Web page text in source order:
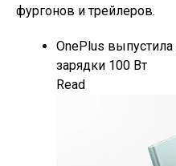
фургонов и трейлеров.
OnePlus
зарядки 100 Вт
Read